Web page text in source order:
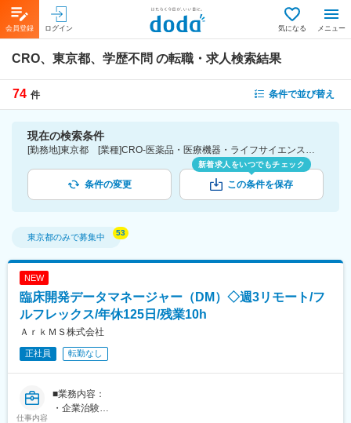
会員登録 ログイン 気になる メニュー
CRO、東京都、学歴不問 の転職・求人検索結果
74 件 条件で並び替え
現在の検索条件
[勤務地]東京都 [業種]CRO-医薬品・医療機器・ライフサイエンス・医療系サービス [こだわり条件ピックアップ]学歴不問 [詳細条件](募集・採用情報)学歴不問
条件の変更
新着求人をいつでもチェック
この条件を保存
東京都のみで募集中
NEW
臨床開発データマネージャー（DM）◇週3リモート/フ
ルフレックス/年休125日/残業10h
ＡｒｋＭＳ株式会社
正社員 転勤なし
仕事内容
■業務内容：
・企業治験